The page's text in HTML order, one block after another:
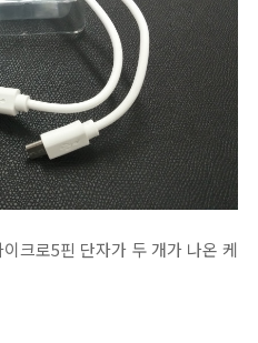
크로5핀 단자가 두 개가 나온 케